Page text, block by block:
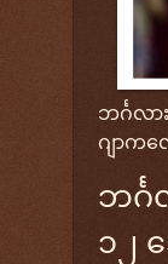
ဘင်္ဂလ
ဂျာက
ဘင်္
၁၂